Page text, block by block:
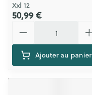
Xxl 12
50,99 €
Ajouter au panier